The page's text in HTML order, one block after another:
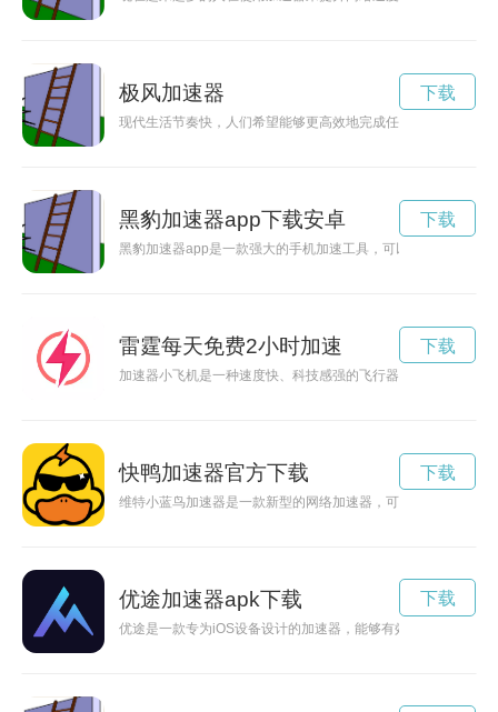
极风加速器
现代生活节奏快，人们希望能够更高效地完成任务。一家新推
下载
黑豹加速器app下载安卓
黑豹加速器app是一款强大的手机加速工具，可以帮助用户快
下载
雷霆每天免费2小时加速
加速器小飞机是一种速度快、科技感强的飞行器，采用先进的
下载
快鸭加速器官方下载
维特小蓝鸟加速器是一款新型的网络加速器，可以帮助用户实
下载
优途加速器apk下载
优途是一款专为iOS设备设计的加速器，能够有效提升设备运行
下载